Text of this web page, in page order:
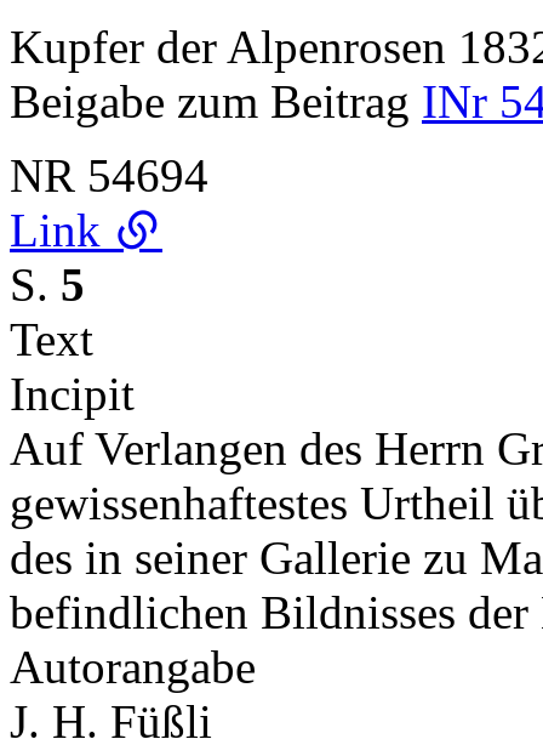
Kupfer der Alpenrosen
Beigabe zum Beitrag INr
NR 54694
Link
S. 5
Text
Incipit
Auf Verlangen des Herrn
gewissenhaftestes Urtheil
des in seiner Gallerie zu
befindlichen Bildnisses
Autorangabe
J. H. Füßli